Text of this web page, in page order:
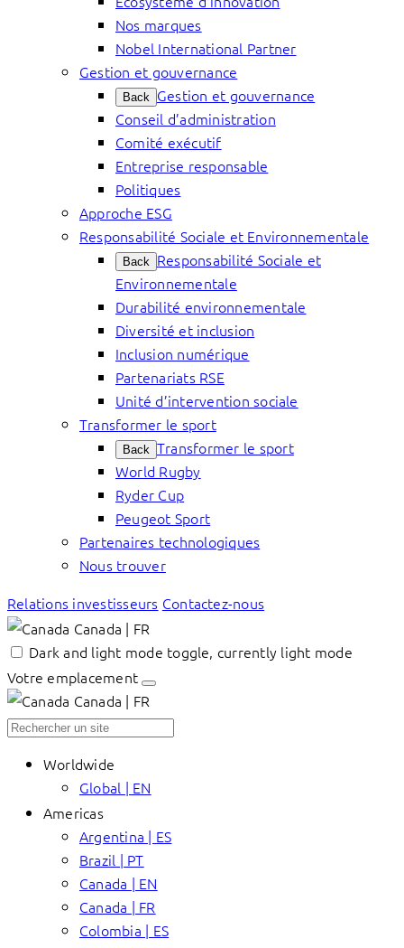
Nos marques
Nobel International Partner
Gestion et gouvernance
Back Gestion et gouvernance
Conseil d’administration
Comité exécutif
Entreprise responsable
Politiques
Approche ESG
Responsabilité Sociale et Environnementale
Back Responsabilité Sociale et
Environnementale
Durabilité environnementale
Diversité et inclusion
Inclusion numérique
Partenariats RSE
Unité d’intervention sociale
Transformer le sport
Back Transformer le sport
World Rugby
Ryder Cup
Peugeot Sport
Partenaires technologiques
Nous trouver
Relations investisseurs Contactez-nous
Canada | FR
Dark and light mode toggle, currently light mode
Votre emplacement
Canada | FR
Worldwide
Global | EN
Americas
Argentina | ES
Brazil | PT
Canada | EN
Canada | FR
Colombia | ES